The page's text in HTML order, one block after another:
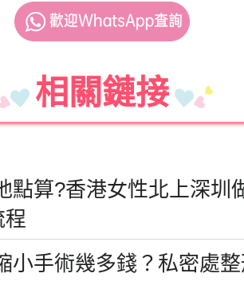
相關鏈接
點算?香港女性北上深圳
小手術幾多錢？私密處